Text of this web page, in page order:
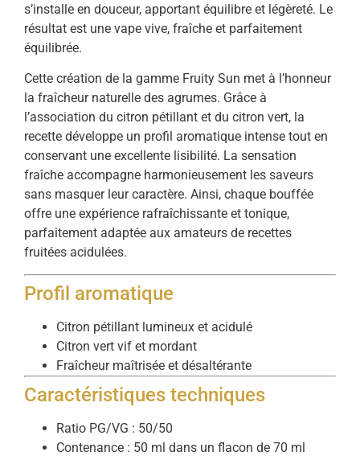
s’installe en douceur, apportant équilibre et légèreté. Le
résultat est une vape vive, fraîche et parfaitement
équilibrée.
Cette création de la gamme Fruity Sun met à l’honneur
la fraîcheur naturelle des agrumes. Grâce à
l’association du citron pétillant et du citron vert, la
recette développe un profil aromatique intense tout en
conservant une excellente lisibilité. La sensation
fraîche accompagne harmonieusement les saveurs
sans masquer leur caractère. Ainsi, chaque bouffée
offre une expérience rafraîchissante et tonique,
parfaitement adaptée aux amateurs de recettes
fruitées acidulées.
Profil aromatique
Citron pétillant lumineux et acidulé
Citron vert vif et mordant
Fraîcheur maîtrisée et désaltérante
Caractéristiques techniques
Ratio PG/VG : 50/50
Contenance : 50 ml dans un flacon de 70 ml